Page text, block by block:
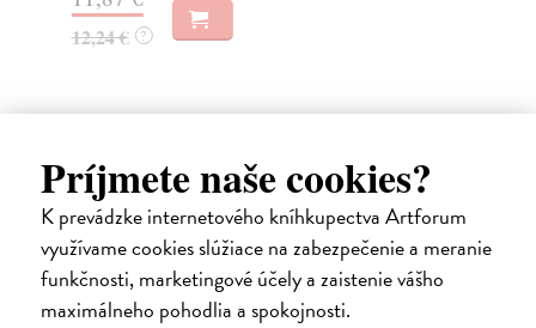
Príjmete naše cookies?
K prevádzke internetového kníhkupectva Artforum
využívame cookies slúžiace na zabezpečenie a meranie
funkčnosti, marketingové účely a zaistenie vášho
maximálneho pohodlia a spokojnosti.
12,24 € ?
Ďalšie z kategórie filozofia
na sklade
novinka